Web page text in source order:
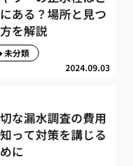
ある？場所と見つ
を解説
2024.09.03
未分類
な漏水調査の費用
って対策を講じる
に